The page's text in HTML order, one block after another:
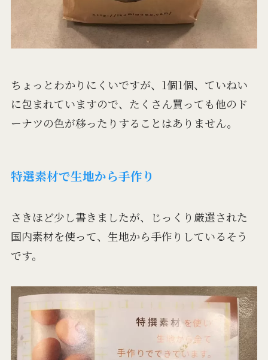
ちょっとわかりにくいですが、1個1個、ていねい
に包まれていますので、たくさん買っても他のド
ーナツの色が移ったりすることはありません。
特選素材で生地から手作り
さきほど少し書きましたが、じっくり厳選された
国内素材を使って、生地から手作りしているそう
です。